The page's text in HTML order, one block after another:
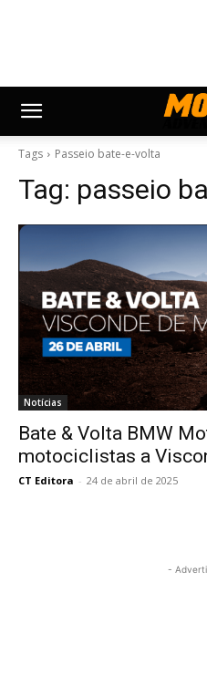
Tags Passeio bate-e-volta
Tag: passeio
Notícias
Bate & Volta BMW
motociclistas a
CT Editora - 24 de abril de 2025
-